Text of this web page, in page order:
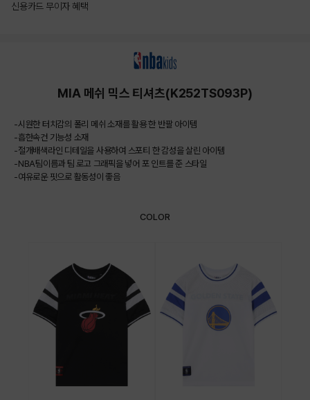
신용카드 무이자 혜택
MIA 메쉬 믹스 티셔츠(K252TS093P)
-시원한 터치감의 폴리 메쉬 소재를 활용 한 반팔 아이템
-흡한속건 기능성 소재
-절개배색라인 디테일을 사용하여 스포티 한 감성을 살린 아이템
-NBA팀이름과 팀 로고 그래픽을 넣어 포 인트를 준 스타일
-여유로운 핏으로 활동성이 좋음
COLOR